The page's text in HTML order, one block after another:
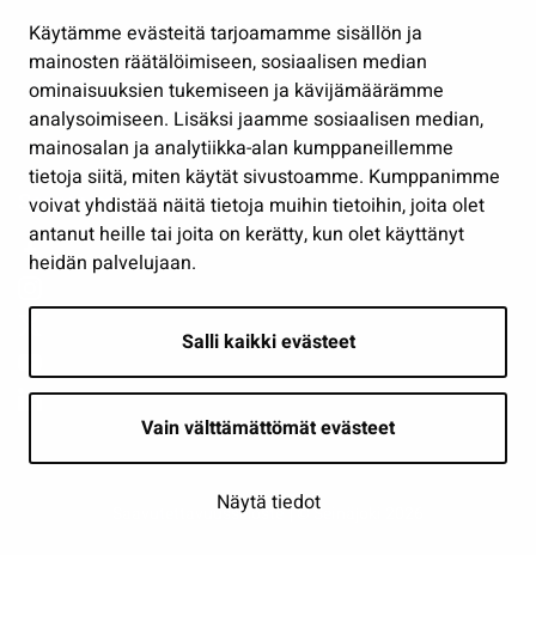
Käytämme evästeitä tarjoamamme sisällön ja
mainosten räätälöimiseen, sosiaalisen median
ominaisuuksien tukemiseen ja kävijämäärämme
analysoimiseen. Lisäksi jaamme sosiaalisen median,
mainosalan ja analytiikka-alan kumppaneillemme
tietoja siitä, miten käytät sivustoamme. Kumppanimme
voivat yhdistää näitä tietoja muihin tietoihin, joita olet
antanut heille tai joita on kerätty, kun olet käyttänyt
heidän palvelujaan.
Salli kaikki evästeet
Vain välttämättömät evästeet
Näytä tiedot
Työ ja yrittäminen
Osallistu ja asioi
Näytä omat evästeasetukseni
Seuraa meitä
Saavutettavuusseloste | © Seinäjoki 2026